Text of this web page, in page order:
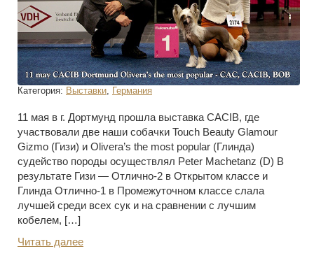
Категория: Выставки, Германия
11 мая в г. Дортмунд прошла выставка CACIB, где
участвовали две наши собачки Touch Beauty Glamour
Gizmo (Гизи) и Olivera’s the most popular (Глинда)
судейство породы осуществлял Peter Machetanz (D) В
результате Гизи — Отлично-2 в Открытом классе и
Глинда Отлично-1 в Промежуточном классе слала
лучшей среди всех сук и на сравнении с лучшим
кобелем, […]
Читать далее